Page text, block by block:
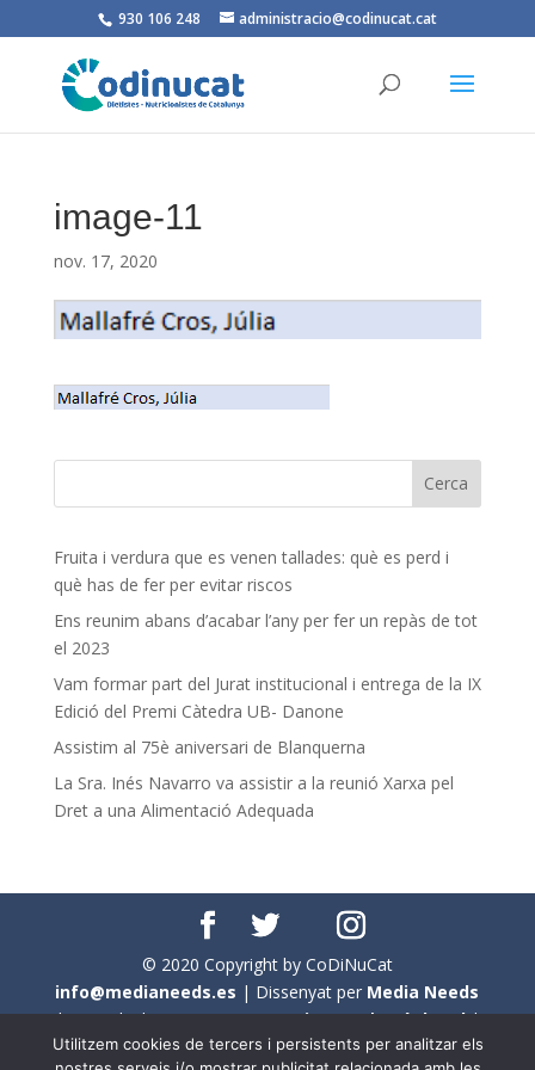
930 106 248 administracio@codinucat.cat
image-11
nov. 17, 2020
Fruita i verdura que es venen tallades: què es perd i
què has de fer per evitar riscos
Ens reunim abans d’acabar l’any per fer un repàs de tot
el 2023
Vam formar part del Jurat institucional i entrega de la IX
Edició del Premi Càtedra UB- Danone
Assistim al 75è aniversari de Blanquerna
La Sra. Inés Navarro va assistir a la reunió Xarxa pel
Dret a una Alimentació Adequada
© 2020 Copyright by CoDiNuCat
info@medianeeds.es | Dissenyat per Media Needs
| Tots els drets reservats aCoDiNuCat |Avís legal|
Avís per cookies
Utilitzem cookies de tercers i persistents per analitzar els